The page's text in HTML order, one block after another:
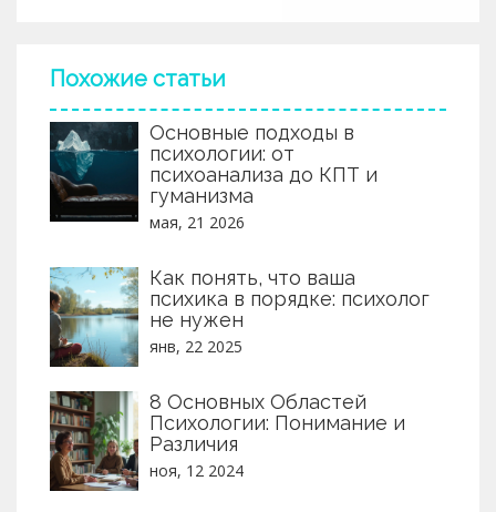
Похожие статьи
Основные подходы в
психологии: от
психоанализа до КПТ и
гуманизма
мая, 21 2026
Как понять, что ваша
психика в порядке: психолог
не нужен
янв, 22 2025
8 Основных Областей
Психологии: Понимание и
Различия
ноя, 12 2024